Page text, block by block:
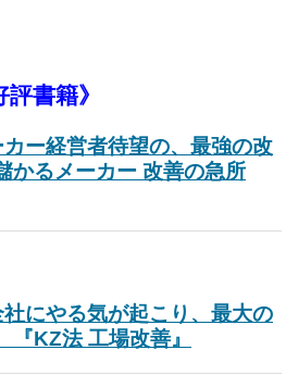
書籍》
カー経営者待望の、最強の改
るメーカー 改善の急所
社にやる気が起こり、最大の
KZ法 工場改善』